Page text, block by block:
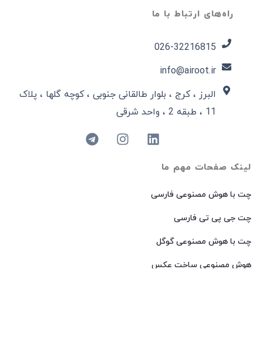
لینک صفحات مهم ما
چت با هوش مصنوعی فارسی
چت جی پی تی فارسی
چت با هوش مصنوعی گوگل
هوش مصنوعی ساخت عکس
راه‌های ارتباط با ما
026-32216815​
info@airoot.ir
البرز ، کرج ، بلوار طالقانی جنوبی ، کوچه گلها ، پلاک
11 ، طبقه 2 ، واحد شرقی